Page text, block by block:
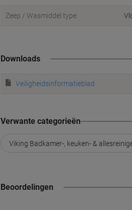
Zeep / Wasmiddel type
Downloads
Veiligheidsinformatieblad
Verwante categorieën
Viking Badkamer-, keuken- &
Beoordelingen